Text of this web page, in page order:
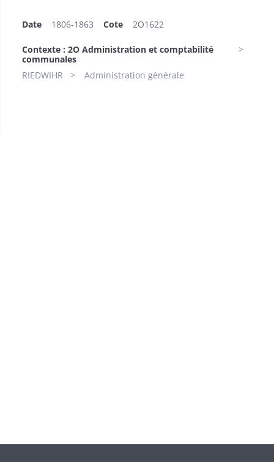
Date 1806-1863 Cote 2O1622
Contexte : 2O Administration et comptabilité
communales
RIEDWIHR
Administration générale